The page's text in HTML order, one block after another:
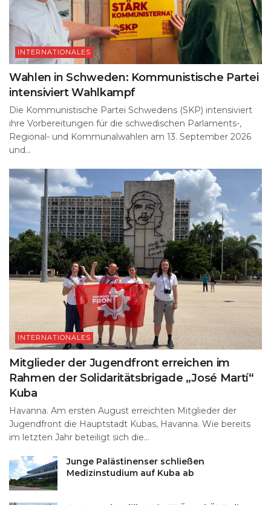
INTERNATIONALES
Wahlen in Schweden: Kommunistische Partei
intensiviert Wahlkampf
Die Kommunistische Partei Schwedens (SKP) intensiviert
ihre Vorbereitungen für die schwedischen Parlaments-,
Regional- und Kommunalwahlen am 13. September 2026
und...
INTERNATIONALES
Mitglieder der Jugendfront erreichen im
Rahmen der Solidaritätsbrigade „José Martí“
Kuba
Havanna. Am ersten August erreichten Mitglieder der
Jugendfront die Hauptstadt Kubas, Havanna. Wie bereits
im letzten Jahr beteiligt sich die...
Junge Palästinenser schließen
Medizinstudium auf Kuba ab